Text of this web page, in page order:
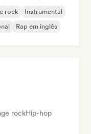
rock
Instrumental
Rap em inglês
rockHip-hop